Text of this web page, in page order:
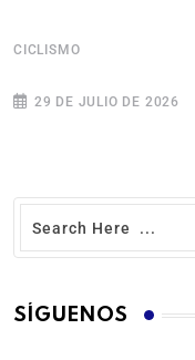
CICLISMO
29 DE JULIO DE 2026
SÍGUENOS